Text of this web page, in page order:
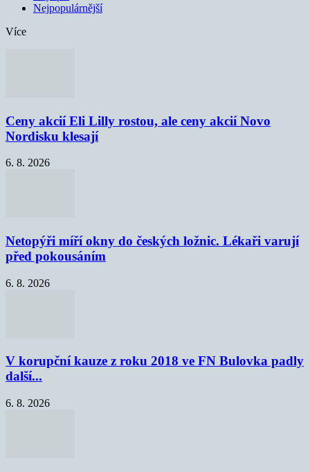
Nejpopulárnější
Více
Ceny akcií Eli Lilly rostou, ale ceny akcií Novo
Nordisku klesají
6. 8. 2026
Netopýři míří okny do českých ložnic. Lékaři varují
před pokousáním
6. 8. 2026
V korupční kauze z roku 2018 ve FN Bulovka padly
další...
6. 8. 2026